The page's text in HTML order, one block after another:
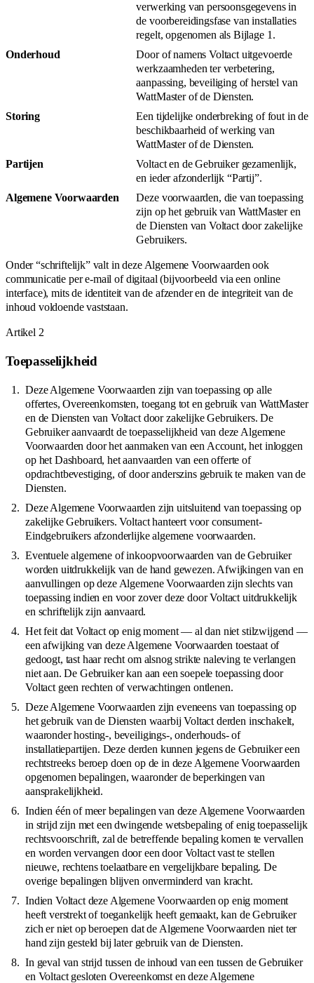
verwerking van persoonsgegevens in
de voorbereidingsfase van installaties
regelt, opgenomen als Bijlage 1.
Onderhoud
Door of namens Voltact uitgevoerde
werkzaamheden ter verbetering,
aanpassing, beveiliging of herstel van
WattMaster of de Diensten.
Storing
Een tijdelijke onderbreking of fout in de
beschikbaarheid of werking van
WattMaster of de Diensten.
Partijen
Voltact en de Gebruiker gezamenlijk,
en ieder afzonderlijk “Partij”.
Algemene Voorwaarden
Deze voorwaarden, die van toepassing
zijn op het gebruik van WattMaster en
de Diensten van Voltact door zakelijke
Gebruikers.
Onder “schriftelijk” valt in deze Algemene Voorwaarden ook
communicatie per e-mail of digitaal (bijvoorbeeld via een online
interface), mits de identiteit van de afzender en de integriteit van de
inhoud voldoende vaststaan.
Artikel 2
Toepasselijkheid
Deze Algemene Voorwaarden zijn van toepassing op alle
offertes, Overeenkomsten, toegang tot en gebruik van WattMaster
en de Diensten van Voltact door zakelijke Gebruikers. De
Gebruiker aanvaardt de toepasselijkheid van deze Algemene
Voorwaarden door het aanmaken van een Account, het inloggen
op het Dashboard, het aanvaarden van een offerte of
opdrachtbevestiging, of door anderszins gebruik te maken van de
Diensten.
Deze Algemene Voorwaarden zijn uitsluitend van toepassing op
zakelijke Gebruikers. Voltact hanteert voor consument-
Eindgebruikers afzonderlijke algemene voorwaarden.
Eventuele algemene of inkoopvoorwaarden van de Gebruiker
worden uitdrukkelijk van de hand gewezen. Afwijkingen van en
aanvullingen op deze Algemene Voorwaarden zijn slechts van
toepassing indien en voor zover deze door Voltact uitdrukkelijk
en schriftelijk zijn aanvaard.
Het feit dat Voltact op enig moment — al dan niet stilzwijgend —
een afwijking van deze Algemene Voorwaarden toestaat of
gedoogt, tast haar recht om alsnog strikte naleving te verlangen
niet aan. De Gebruiker kan aan een soepele toepassing door
Voltact geen rechten of verwachtingen ontlenen.
Deze Algemene Voorwaarden zijn eveneens van toepassing op
het gebruik van de Diensten waarbij Voltact derden inschakelt,
waaronder hosting-, beveiligings-, onderhouds- of
installatiepartijen. Deze derden kunnen jegens de Gebruiker een
rechtstreeks beroep doen op de in deze Algemene Voorwaarden
opgenomen bepalingen, waaronder de beperkingen van
aansprakelijkheid.
Indien één of meer bepalingen van deze Algemene Voorwaarden
in strijd zijn met een dwingende wetsbepaling of enig toepasselijk
rechtsvoorschrift, zal de betreffende bepaling komen te vervallen
en worden vervangen door een door Voltact vast te stellen
nieuwe, rechtens toelaatbare en vergelijkbare bepaling. De
overige bepalingen blijven onverminderd van kracht.
Indien Voltact deze Algemene Voorwaarden op enig moment
heeft verstrekt of toegankelijk heeft gemaakt, kan de Gebruiker
zich er niet op beroepen dat de Algemene Voorwaarden niet ter
hand zijn gesteld bij later gebruik van de Diensten.
In geval van strijd tussen de inhoud van een tussen de Gebruiker
en Voltact gesloten Overeenkomst en deze Algemene